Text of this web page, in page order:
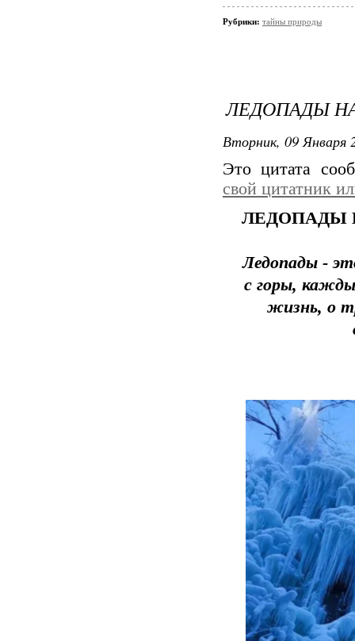
Рубрики: тайны природы
ЛЕДОПАДЫ
Вторник, 09 Января
Это цитата
свой цитатник
ЛЕДОПАДЫ
Ледопады -
с горы,
жизнь, о